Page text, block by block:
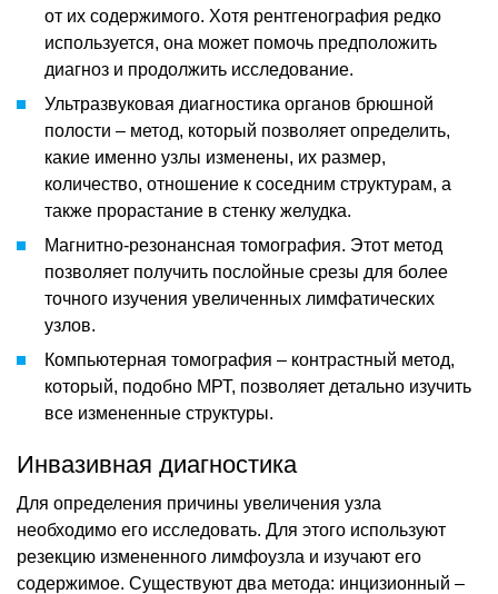
от их содержимого. Хотя рентгенография редко
используется, она может помочь предположить
диагноз и продолжить исследование.
Ультразвуковая диагностика органов брюшной
полости – метод, который позволяет определить,
какие именно узлы изменены, их размер,
количество, отношение к соседним структурам, а
также прорастание в стенку желудка.
Магнитно-резонансная томография. Этот метод
позволяет получить послойные срезы для более
точного изучения увеличенных лимфатических
узлов.
Компьютерная томография – контрастный метод,
который, подобно МРТ, позволяет детально изучить
все измененные структуры.
Инвазивная диагностика
Для определения причины увеличения узла
необходимо его исследовать. Для этого используют
резекцию измененного лимфоузла и изучают его
содержимое. Существуют два метода: инцизионный –